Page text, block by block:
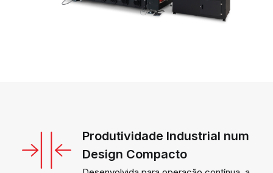
Produtividade Industrial num
Design Compacto